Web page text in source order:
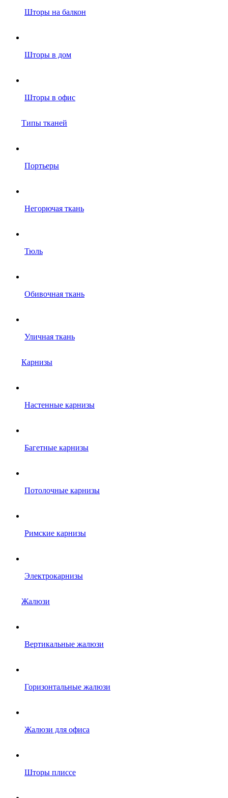
Шторы на балкон
Шторы в дом
Шторы в офис
Типы тканей
Портьеры
Негорючая ткань
Тюль
Обивочная ткань
Уличная ткань
Карнизы
Настенные карнизы
Багетные карнизы
Потолочные карнизы
Римские карнизы
Электрокарнизы
Жалюзи
Вертикальные жалюзи
Горизонтальные жалюзи
Жалюзи для офиса
Шторы плиссе